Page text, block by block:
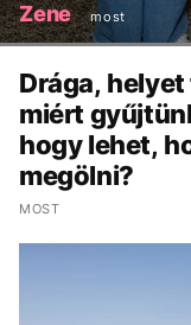
Zene most
Drága,
miért
hogy lehet,
megölni?
MOST